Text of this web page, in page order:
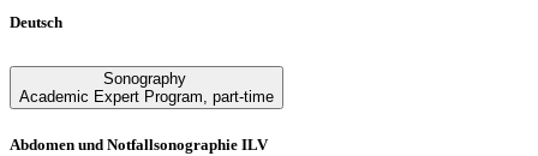
Deutsch
Sonography
Academic Expert Program part-time
Abdomen und Notfallsonographie ILV